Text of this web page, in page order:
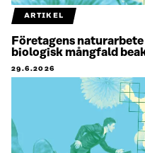
ARTIKEL
Företagens
biologisk mångfald
29.6.2026